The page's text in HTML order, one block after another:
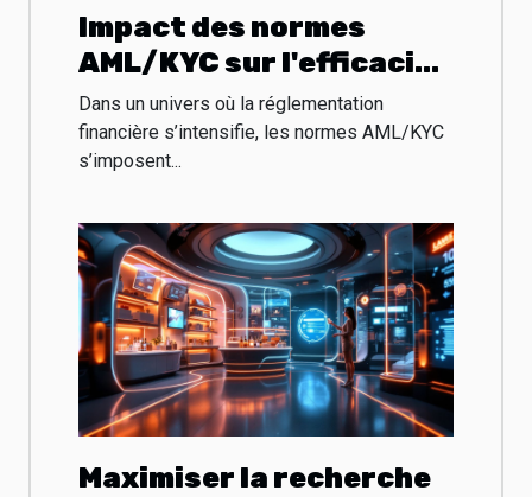
Impact des normes
AML/KYC sur l'efficacité
du minage de
cryptomonnaies
Dans un univers où la réglementation
financière s’intensifie, les normes AML/KYC
s’imposent...
Maximiser la recherche